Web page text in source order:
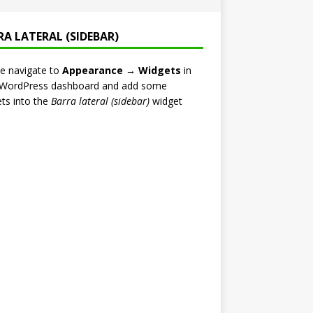
LATERAL (SIDEBAR)
navigate to Appearance → Widgets in
dashboard and add some
into the Barra lateral (sidebar)widget